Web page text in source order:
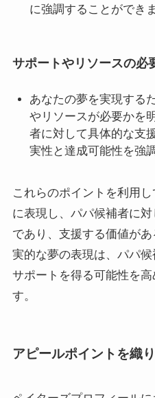
に強調することができ
サポートやリソースの必
あなたの夢を実現する
やリソースが必要かを
者に対して具体的な支
実性と達成可能性を強
これらのポイントを利用
に表現し、パパ候補者に
であり、支援する価値が
実的な夢の表現は、パパ候
サポートを得る可能性を
す。
アピールポイントを織